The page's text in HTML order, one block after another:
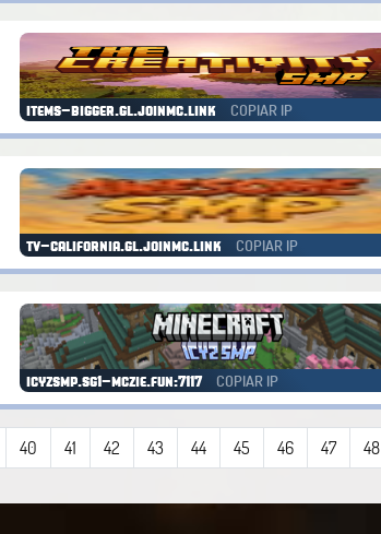
items-bigger.gl.joinmc.link COPIAR IP
tv-california.gl.joinmc.link COPIAR IP
icyzsmp.sg1-mczie.fun:7117 COPIAR IP
40 41 42 43 44 45 46 47 48